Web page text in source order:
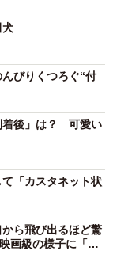
犬
びりくつろぐ“付
着後」は？ 可愛い
て「カスタネット状
ら飛び出るほど驚
画級の様子に「始